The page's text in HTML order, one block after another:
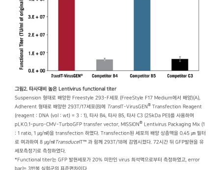
그림2. 타사대비 높은 Lentivirus functional titer
Suspension 형태로 배양한 Freestyle 293-F세포 (FreeStyle F17 Medium에서 배양)(A),
Adherent 형태로 배양한 293T/17세포(B)에
TransIT-VirusGEN® Transfection Reagent
(reagent : DNA (vol : wt) = 3 : 1), 타사 B4, 타사 B5, 타사 C3 (25kDa PEI)를 사용하여
pLKO.1-puro-CMV-TurboGFP transfer vector, MISSION® Lentivirus Packaging Mix (1
: 1 ratio, 1 ㎍/㎖)을 transfection 하였다. Transfection된 세포의 배양 상층액을 0.45 ㎛ 필터
로 여과하여 8 ㎍/㎖TransduceIT™ 과 함께 293T/18에 감염시켰다. 72시간 뒤 GFP발현을 유
세포측정기로 측정하였다.
*Functional titer는 GFP 발현세포가 20% 미만인 virus 희석액으로부터 측정하였고, error